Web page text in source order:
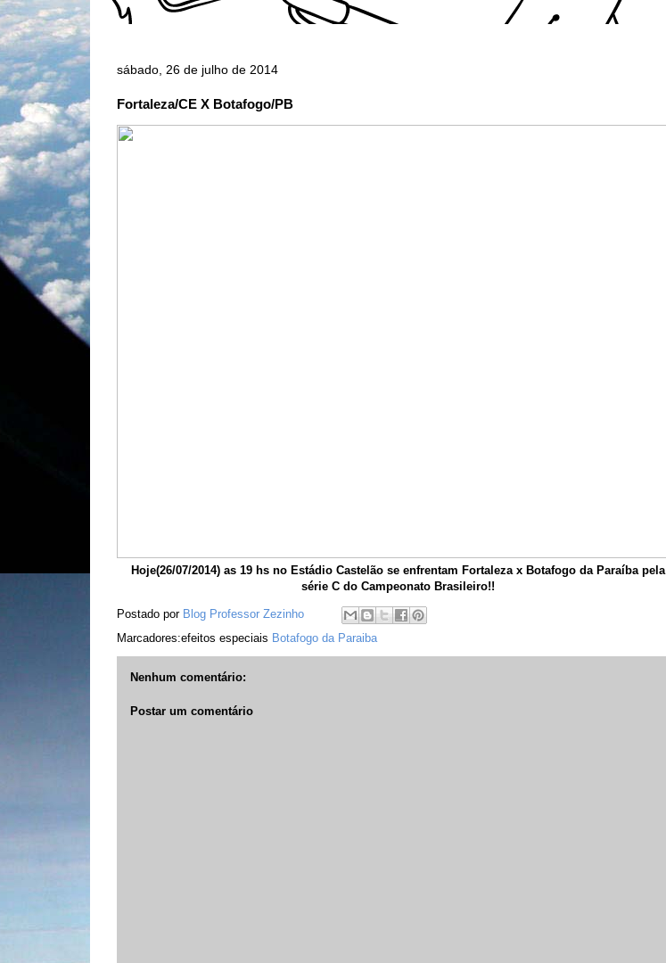
sábado, 26 de julho de 2014
Fortaleza/CE X Botafogo/PB
Hoje(26/07/2014) as 19 hs no Estádio Castelão se enfrentam Fortaleza x Botafogo da Paraíba pela
série C do Campeonato Brasileiro!!
Postado por Blog Professor Zezinho
Marcadores:efeitos especiais Botafogo da Paraiba
Nenhum comentário:
Postar um comentário